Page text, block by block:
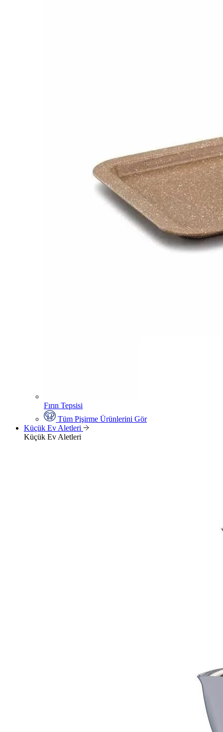
Fırın Tepsisi
Tüm Pişirme Ürünlerini Gör
Küçük Ev Aletleri
Küçük Ev Aletleri